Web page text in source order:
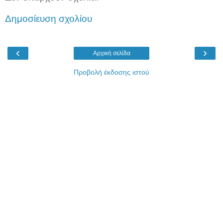
Δημοσίευση σχολίου
‹ ›
Αρχική σελίδα
Προβολή έκδοσης ιστού